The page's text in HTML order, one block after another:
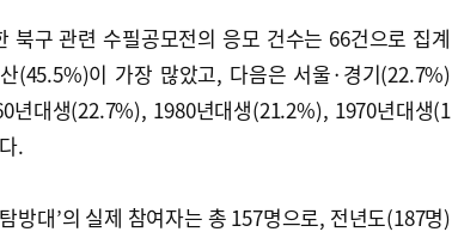
북구 관련 수필공모전의 응모 건수는 66건으로 집계
(45.5%)이 가장 많았고, 다음은 서울·경기(22.7%)
년대생(22.7%), 1980년대생(21.2%), 1970년대생(1
.
방대’의 실제 참여자는 총 157명으로, 전년도(187명)